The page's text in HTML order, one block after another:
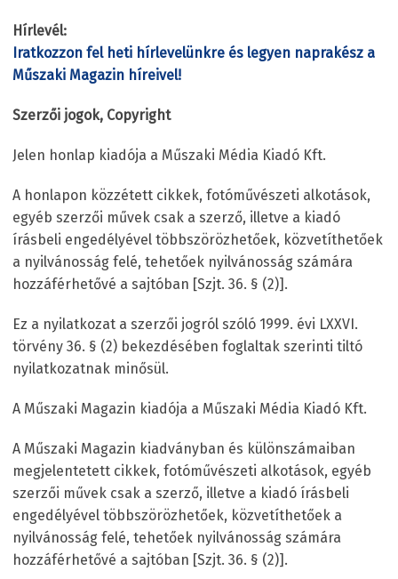
Hírlevél:
Iratkozzon fel heti hírlevelünkre és legyen naprakész a
Műszaki Magazin híreivel!
Szerzői jogok, Copyright
Jelen honlap kiadója a Műszaki Média Kiadó Kft.
A honlapon közzétett cikkek, fotóművészeti alkotások,
egyéb szerzői művek csak a szerző, illetve a kiadó
írásbeli engedélyével többszörözhetőek, közvetíthetőek
a nyilvánosság felé, tehetőek nyilvánosság számára
hozzáférhetővé a sajtóban [Szjt. 36. § (2)].
Ez a nyilatkozat a szerzői jogról szóló 1999. évi LXXVI.
törvény 36. § (2) bekezdésében foglaltak szerinti tiltó
nyilatkozatnak minősül.
A Műszaki Magazin kiadója a Műszaki Média Kiadó Kft.
A Műszaki Magazin kiadványban és különszámaiban
megjelentetett cikkek, fotóművészeti alkotások, egyéb
szerzői művek csak a szerző, illetve a kiadó írásbeli
engedélyével többszörözhetőek, közvetíthetőek a
nyilvánosság felé, tehetőek nyilvánosság számára
hozzáférhetővé a sajtóban [Szjt. 36. § (2)].